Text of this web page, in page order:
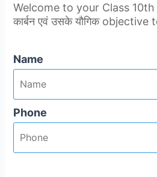
Welcome to your Class
कार्बन एवं उसके यौगिक objective
Name
Phone